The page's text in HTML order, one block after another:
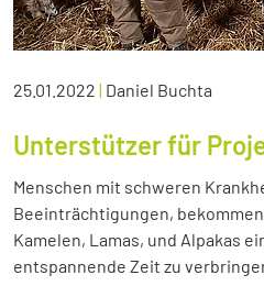
25.01.2022 | Daniel Buchta
Unterstützer für
Menschen mit schweren
Beeinträchtigungen,
Kamelen, Lamas, und Alpakas
entspannende Zeit zu